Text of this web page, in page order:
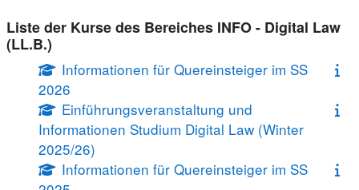
Liste der Kurse des Bereiches INFO - Digital Law
(LL.B.)
Informationen für Quereinsteiger im SS
2026
Einführungsveranstaltung und
Informationen Studium Digital Law (Winter
2025/26)
Informationen für Quereinsteiger im SS